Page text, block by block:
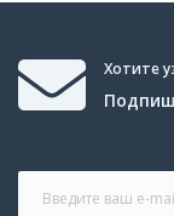
Хотите